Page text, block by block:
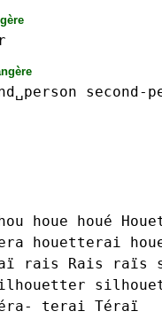
second-
houe houé
houetterai
rais Rais raïs
terai Téraï